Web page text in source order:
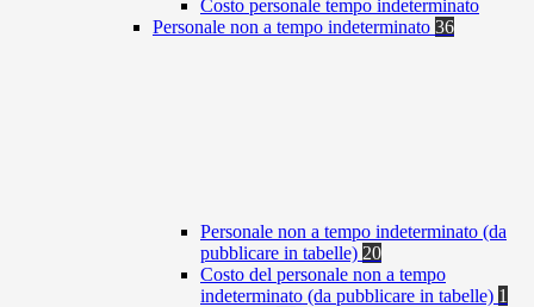
Costo personale tempo indeterminato
Personale non a tempo indeterminato 36
Personale non a tempo indeterminato (da
pubblicare in tabelle) 20
Costo del personale non a tempo
indeterminato (da pubblicare in tabelle) 1